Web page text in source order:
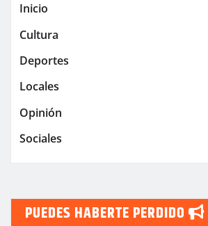
Inicio
Cultura
Deportes
Locales
Opinión
Sociales
PUEDES HABERTE PERDIDO